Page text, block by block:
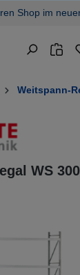
Shop im
Weitspann-
WS